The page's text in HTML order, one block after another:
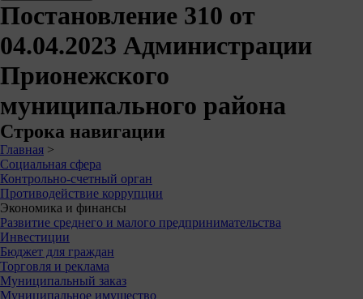
Постановление 310 от
04.04.2023 Администрации
Прионежского
муниципального района
Строка навигации
Главная >
Социальная сфера
Контрольно-счетный орган
Противодействие коррупции
Экономика и финансы
Развитие среднего и малого предпринимательства
Инвестиции
Бюджет для граждан
Торговля и реклама
Муниципальный заказ
Муниципальное имущество